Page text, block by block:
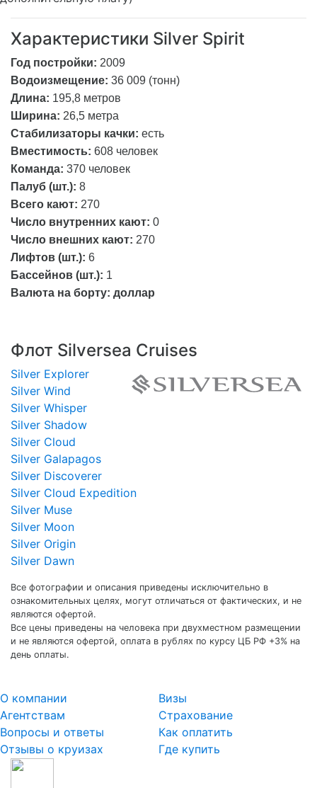
Характеристики Silver Spirit
Год постройки: 2009
Водоизмещение: 36 009 (тонн)
Длина: 195,8 метров
Ширина: 26,5 метра
Стабилизаторы качки: есть
Вместимость: 608 человек
Команда: 370 человек
Палуб (шт.): 8
Всего кают: 270
Число внутренних кают: 0
Число внешних кают: 270
Лифтов (шт.): 6
Бассейнов (шт.): 1
Валюта на борту: доллар
Флот Silversea Cruises
Silver Explorer
Silver Wind
Silver Whisper
Silver Shadow
Silver Cloud
Silver Galapagos
Silver Discoverer
Silver Cloud Expedition
Silver Muse
Silver Moon
Silver Origin
Silver Dawn
Все фотографии и описания приведены исключительно в
ознакомительных целях, могут отличаться от фактических, и не
являются офертой.
Все цены приведены на человека при двухместном размещении
и не являются офертой, оплата в рублях по курсу ЦБ РФ +3% на
день оплаты.
О компании
Агентствам
Вопросы и ответы
Отзывы о круизах
Визы
Страхование
Как оплатить
Где купить